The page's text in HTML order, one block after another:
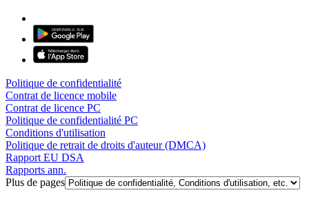
Politique de confidentialité
Contrat de licence mobile
Contrat de licence PC
Politique de confidentialité PC
Conditions d'utilisation
Politique de retrait de droits d'auteur (DMCA)
Rapport EU DSA
Rapports ann.
Plus de pages